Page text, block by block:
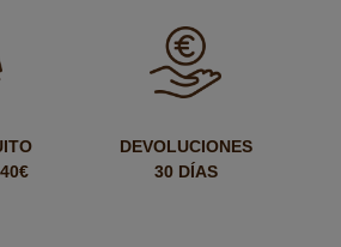
DEVOLUCIONES
30 DÍAS